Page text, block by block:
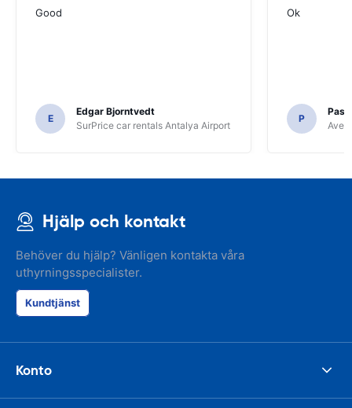
Good
E
Edgar Bjorntvedt
SurPrice car rentals Antalya Airport
Ok
P
Avec
Hjälp och kontakt
Behöver du hjälp? Vänligen kontakta våra
uthyrningsspecialister.
Kundtjänst
Konto